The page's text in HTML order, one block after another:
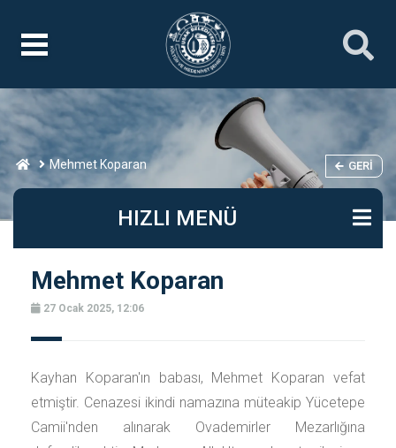
Mehmet Koparan GERI
HIZLI MENÜ
Mehmet Koparan
27 Ocak 2025, 12:06
Kayhan Koparan'ın babası, Mehmet Koparan vefat
etmiştir. Cenazesi ikindi namazına müteakip Yücetepe
Camii'nden alınarak Ovademirler Mezarlığına